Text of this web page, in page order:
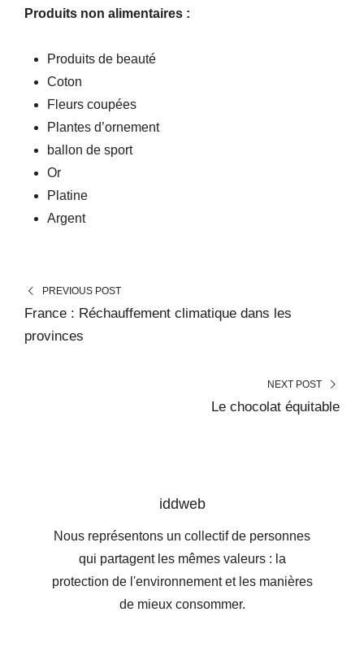
Produits non alimentaires :
Produits de beauté
Coton
Fleurs coupées
Plantes d’ornement
ballon de sport
Or
Platine
Argent
PREVIOUS POST
France : Réchauffement climatique dans les
provinces
NEXT POST
Le chocolat équitable
iddweb
Nous représentons un collectif de personnes
qui partagent les mêmes valeurs : la
protection de l'environnement et les manières
de mieux consommer.